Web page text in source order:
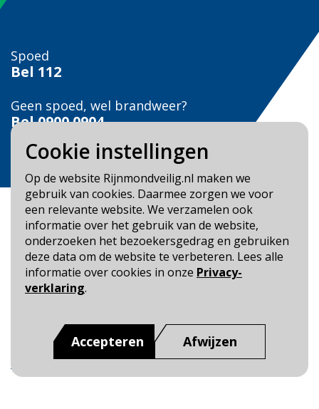
Cookie instellingen
Op de website Rijnmondveilig.nl maken we
gebruik van cookies. Daarmee zorgen we voor
een relevante website. We verzamelen ook
informatie over het gebruik van de website,
onderzoeken het bezoekersgedrag en gebruiken
deze data om de website te verbeteren. Lees alle
informatie over cookies in onze Privacy-
verklaring.
Accepteren Afwijzen
Spoed
Bel 112
Geen spoed, wel brandweer?
Bel0900 0904
Veilig Leven?
Bel 0900-8387
Blijf op de hoogte
Dit is een website van :Veiligheidsregio Rotterdam-
Rijnmond